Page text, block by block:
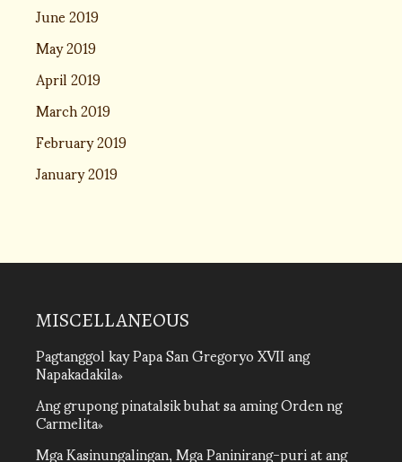
June 2019
May 2019
April 2019
March 2019
February 2019
January 2019
MISCELLANEOUS
Pagtanggol kay Papa San Gregoryo XVII ang
Napakadakila
Ang grupong pinatalsik buhat sa aming Orden ng
Carmelita